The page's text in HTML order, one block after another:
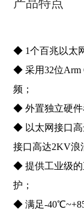
产品特点
◆ 1个百兆以太
◆ 采用32位Arm
频；
◆ 外置独立硬件
◆ 以太网接口高
接口高达2KV浪
◆ 提供工业级的
护；
◆ 满足-